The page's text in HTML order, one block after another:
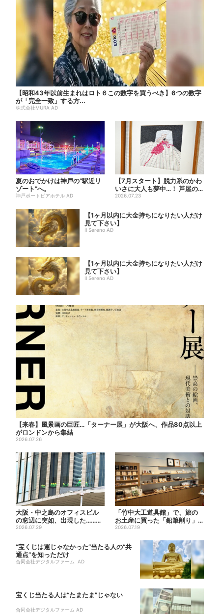
【昭和43年以前生まれはロト６この数字を買うべき】6つの数字
が「完全一致」する方...
株式会社MURA AD
夏のおでかけは神戸の”駅近リ
ゾート”へ。
神戸ポートピアホテル AD
【7月スタート】脱力系のかわ
いさに大人も夢中…！ 芦屋の
美術館で「チェコ絵本」展...
2026.07.23
【1ヶ月以内に大金持ちになりたい人だけ
見て下さい】
Il Sereno AD
【1ヶ月以内に大金持ちになりたい人だけ
見て下さい】
Il Sereno AD
【来春】風景画の巨匠…「ターナー展」が大阪へ、作品80点以上
がロンドンから集結
2026.07.26
大阪・中之島のオフィスビル
の窓辺に突如、出現した……巨
大インコ「何かいる」「朝か...
2026.07.29
「竹中大工道具館」で、旅の
お土産に買った「鉛筆削り」
が「ヤバイぐらいの切れ味」
2026.07.19
“宝くじは運じゃなかった”当たる人の“共
通点”を知っただけ
合同会社デジタルファーム AD
宝くじ当たる人は“たまたま”じゃない
合同会社デジタルファーム AD